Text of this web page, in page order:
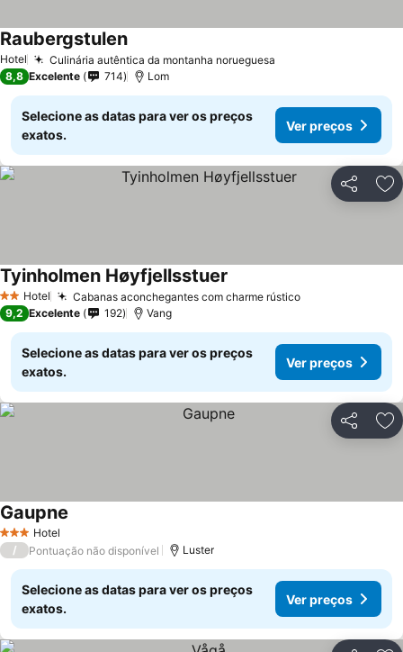
Hotel Culinária autêntica da montanha norueguesa
Raubergstulen
8,8 Excelente 714 Lom
Selecione as datas para ver os preços
exatos.
Ver preços
Partilhar
2 Estrelas
Hotel Cabanas aconchegantes com charme rústico
Tyinholmen Høyfjellsstuer
9,2 Excelente 192 Vang
Selecione as datas para ver os preços
exatos.
Ver preços
Partilhar
3 EstrelasHotel
Gaupne
/ Pontuação não disponível Luster
Selecione as datas para ver os preços
exatos.
Ver preços